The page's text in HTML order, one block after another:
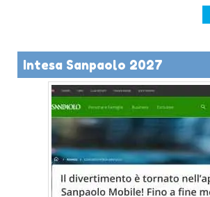
Intesa Sanpaolo 2027